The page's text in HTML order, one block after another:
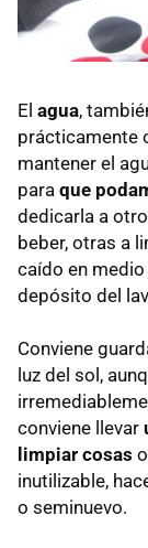
El agua,
prácticamente
mantener el
para que
dedicarla a
beber, otras a
caído en
depósito del
Conviene
luz del sol,
conviene llevar
limpiar cosas
inutilizable,
o seminuevo.